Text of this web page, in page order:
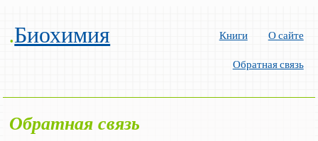
.Биохимия Книги О сайте
Обратная связь
Обратная связь